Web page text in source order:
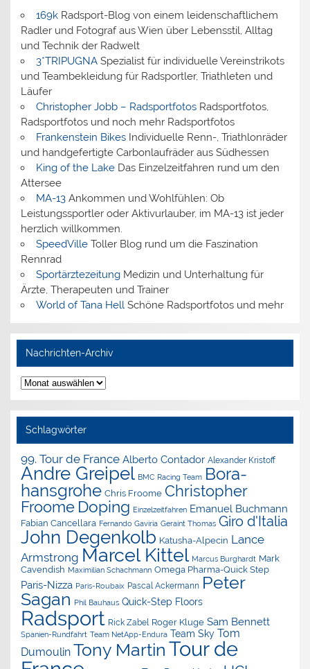
169kRadsport-Blog von einem leidenschaftlichem
Radler und Fotograf aus Wien über Lebensstil, Alltag
und Technik der Radwelt
3*TRIPUGNASpezialist für individuelle Vereinstrikots
und Teambekleidung für Radsportler, Triathleten und
Läufer
Christopher Jobb – RadsportfotosRadsportfotos,
Radsportfotos und noch mehr Radsportfotos
Frankenstein BikesIndividuelle Renn-, Triathlonräder
und handgefertigte Carbonlaufräder aus Südhessen
King of the LakeDas Einzelzeitfahren rund um den
Attersee
MA-13Ankommen und Wohlfühlen: Ob
Leistungssportler oder Aktivurlauber, im MA-13 ist jeder
herzlich willkommen.
SpeedVilleToller Blog rund um die Faszination
Rennrad
SportärztezeitungMedizin und Unterhaltung für
Ärzte, Therapeuten und Trainer
World of Tana HellSchöne Radsportfotos und mehr
Nachrichten-Archiv
Nachrichten-
Archiv
Schlagwörter
99. Tour de France Alberto Contador Alexander Kristoff
Andre Greipel BMC Racing Team Bora-
hansgrohe Chris Froome Christopher
Froome Doping Einzelzeitfahren Emanuel Buchmann
Fabian Cancellara Fernando Gaviria Geraint Thomas Giro d'Italia
John Degenkolb Katusha-Alpecin Lance
Armstrong Marcel Kittel Marcus Burghardt Mark
Cavendish Maximilian Schachmann Omega Pharma-Quick Step
Paris-Nizza Paris-Roubaix Pascal Ackermann Peter
Sagan Phil Bauhaus Quick-Step Floors
Radsport Rick Zabel Roger Kluge Sam Bennett
Spanien-Rundfahrt Team NetApp-Endura Team Sky Tom
Dumoulin Tony Martin Tour de